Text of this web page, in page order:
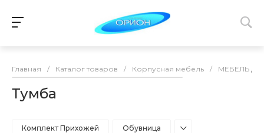
Главная / Каталог товаров / Корпусная мебель / МЕБЕЛЬ
Тумба
Комплект Прихожей Обувница